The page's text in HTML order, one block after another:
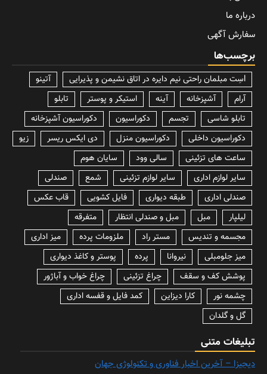
درباره ما
سفارش آگهی
برچسب‌ها
lسِت مبلمان راحتی نیم دایره در اتاق نشیمن و پذیرایی
آتینو
آرام
آشپزخانه آینه استیکر و پوستر
تابلو
تابلو شاسی
تجسم دکوراسیون
دکوراسیون آشپزخانه
دکوراسیون داخلی
دکوراسیون منزل دی ایکس ریسر
زیو
ساعت های تزئینی
سالی وود
سایان هوم
سایر لوازم اداری
سایر لوازم تزئینی شمع
صندلی
صندلی اداری
طبقه دیواری فایل کشویی
قاب عکس
لیلپار
مبل مبل و صندلی انتظار
متفرقه
مجسمه و تندیس
مستر راد ملزومات پرده
میز اداری
میز جلومبلی
نیروانا پرده
پوستر و کاغذ دیواری
پوشش کف و سقف
چراغ تزئینی
چراغ خواب و آباژور
چشمه نور
کارا دیزاین
کمد فایل و قفسه اداری
گل و گلدان
تبلیغات متنی
دیجیزا – آخرین اخبار فناوری و تکنولوژی جهان